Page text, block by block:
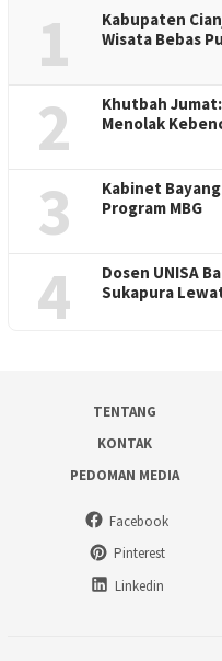
1
Kabupaten
Wisata Bebas
2
Khutbah
Menolak
3
Kabinet
Program MBG
4
Dosen UNISA
Sukapura
TENTANG
KONTAK
PEDOMAN MEDIA
Facebook
Pinterest
Linkedin